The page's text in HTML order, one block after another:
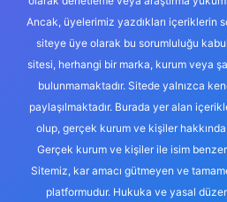
Ancak, üyelerimiz yazdıkları içeriklerin
siteye üye olarak bu sorumluluğu
sitesi, herhangi bir marka, kurum veya
bulunmamaktadır. Sitede yalnızca
paylaşılmaktadır. Burada yer alan
olup, gerçek kurum ve kişiler hakkında
Gerçek kurum ve kişiler ile isim
Sitemiz, kar amacı gütmeyen ve
platformudur. Hukuka ve yasal